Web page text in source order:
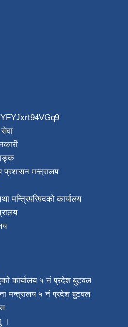
प्रशासन मन्त्रालय
मन्त्रिपरिषदको कार्यालय
कार्यालय ५ नं प्रदेश बुटवल
मन्त्रालय ५ न‌ं प्रदेश बुटवल
।